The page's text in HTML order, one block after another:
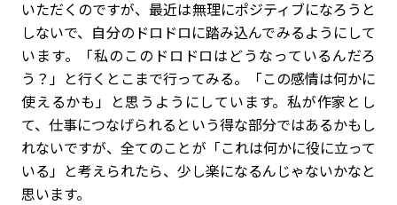
いただくのですが、最近は無理にポジティブになろうと
しないで、自分のドロドロに踏み込んでみるようにして
います。「私のこのドロドロはどうなっているんだろ
う？」と行くとこまで行ってみる。「この感情は何かに
使えるかも」と思うようにしています。私が作家とし
て、仕事につなげられるという得な部分ではあるかもし
れないですが、全てのことが「これは何かに役に立って
いる」と考えられたら、少し楽になるんじゃないかなと
思います。